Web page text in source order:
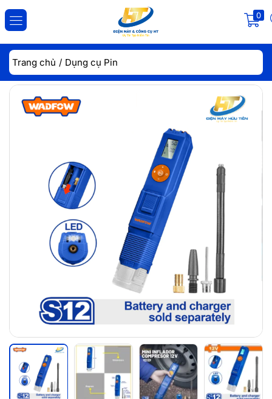
0
ĐĂNG NHẬP ĐĂNG KÝ
Nhập tài khoản và mật khẩu để đăng nhập.
Lưu đăng nhập
Đăng Nhập
Quên mật khẩu?
Trang chủ Dụng cụ Pin